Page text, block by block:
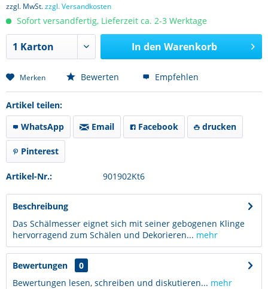
zzgl. MwSt.zzgl. Versandkosten
Sofort versandfertig, Lieferzeit ca. 2-3 Werktage
In den Warenkorb
Merken Bewerten Empfehlen
Artikel teilen:
WhatsApp
Email Facebook drucken
Pinterest
Artikel-Nr.: 901902Kt6
Beschreibung
Das Schälmesser eignet sich mit seiner gebogenen Klinge
hervorragend zum Schälen und Dekorieren... mehr
Bewertungen
0
Bewertungen lesen, schreiben und diskutieren... mehr